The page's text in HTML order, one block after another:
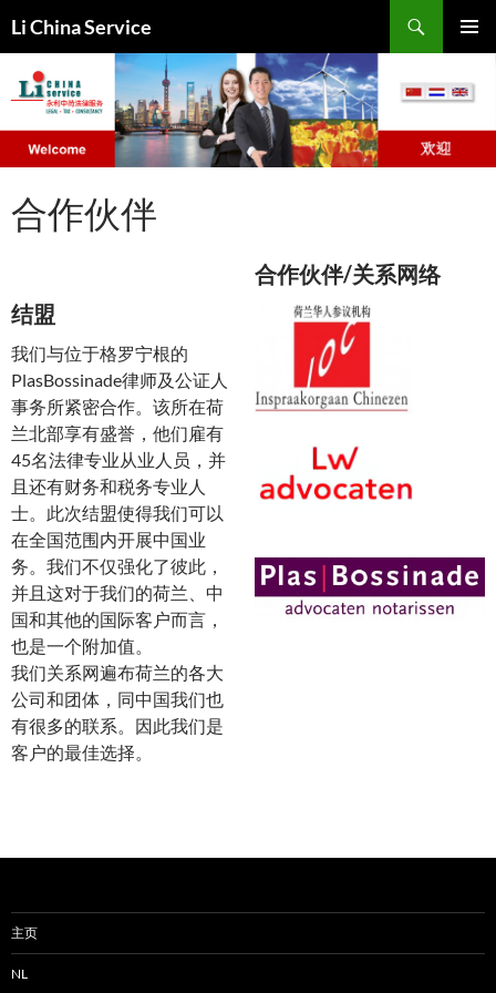
Li China Service
索
正
合作伙伴
结盟
我们与位于格罗宁根的
PlasBossinade律师及公证人
事务所紧密合作。该所在荷
兰北部享有盛誉，他们雇有
45名法律专业从业人员，并
且还有财务和税务专业人
士。此次结盟使得我们可以
在全国范围内开展中国业
务。我们不仅强化了彼此，
并且这对于我们的荷兰、中
国和其他的国际客户而言，
也是一个附加值。
我们关系网遍布荷兰的各大
公司和团体，同中国我们也
有很多的联系。因此我们是
客户的最佳选择。
合作伙伴/关系网络
主页
NL